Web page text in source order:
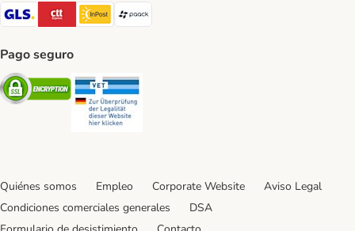
GLS Shipping Method
CTTExpress Shipping Method
InPost Shipping Method
paack Shipping Method
Pago seguro
Security
Quiénes somos Empleo Corporate Website
Aviso Legal
Condiciones comerciales generales
DSA